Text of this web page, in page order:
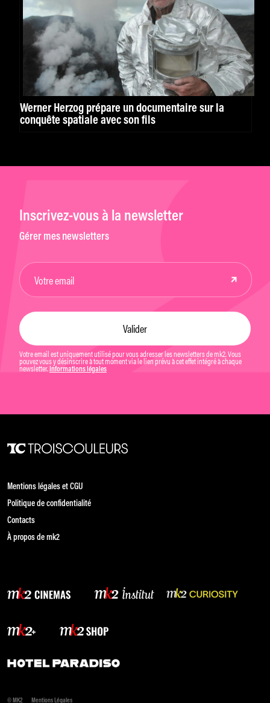
Werner Herzog prépare un documentaire sur la
conquête spatiale avec son fils
Inscrivez-vous à la newsletter
Gérer mes newsletters
Votre email est uniquement utilisé pour vous adresser les newsletters de mk2. Vous
pouvez vous y désinscrire à tout moment via le lien prévu à cet effet intégré à chaque
newsletter. Informations légales
Mentions légales et CGU
Politique de confidentialité
Contacts
À propos de mk2
© MK2 Mentions Légales